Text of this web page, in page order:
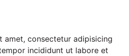
amet, consectetur adipisicing
incididunt ut labore et